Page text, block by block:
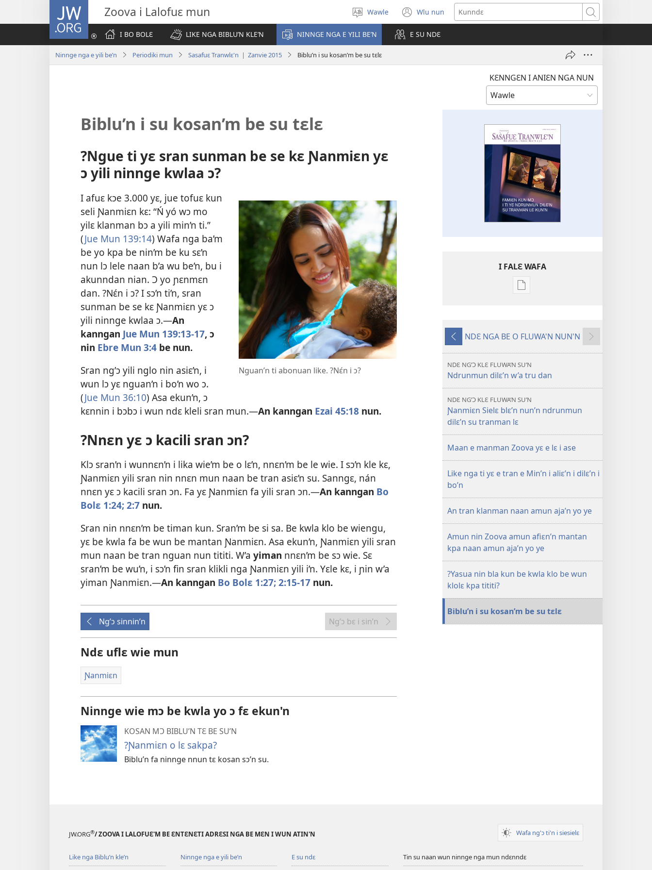
JW.ORG Zoova i Lalofuɛ mun
Kle
aniɛn'n
Wawle Wlu nun
(opens
new
window)
Kunndɛ
I BO BOLƐ
LIKE NGA BIBLU’N KLE’N NINNGE NGA E YILI BE’N E SU NDƐ
Ninnge nga e yili be’n Periodiki mun Sasafuɛ Tranwlɛ'n | Zanvie 2015 Biblu’n i su kosan’m be su tɛlɛ
KƐNNGƐN I ANIƐN NGA NUN
Biblu’n i su kosan’m be su tɛlɛ
?Ngue ti yɛ sran sunman be se kɛ Ɲanmiɛn yɛ
ɔ yili ninnge kwlaa ɔ?
Nguan’n ti abonuan like. ?Nɛ́n i ɔ?
I afuɛ kɔe 3.000 yɛ, jue tofuɛ kun
seli Ɲanmiɛn kɛ: “Ń yó wɔ mo
yilɛ klanman bɔ a yili min’n ti.”
(Jue Mun 139:14) Wafa nga ba’m
be yo kpa be nin’m be ku sɛ’n
nun lɔ lele naan b’a wu be’n, bu i
akunndan nian. Ɔ yo ɲɛnmɛn
dan. ?Nɛ́n i ɔ? I sɔ’n ti’n, sran
sunman be se kɛ Ɲanmiɛn yɛ ɔ
yili ninnge kwlaa ɔ.​—An
kanngan Jue Mun 139:13-17, ɔ
nin Ebre Mun 3:4 be nun.
Sran ng’ɔ yili nglo nin asiɛ’n, i
wun lɔ yɛ nguan’n i bo’n wo ɔ.
(Jue Mun 36:10) Asa ekun’n, ɔ
kɛnnin i bɔbɔ i wun ndɛ kleli sran mun.​—An kanngan Ezai 45:18 nun.
?Nnɛn yɛ ɔ kacili sran ɔn?
Klɔ sran’n i wunnɛn’n i lika wie’m be o lɛ’n, nnɛn’m be le wie. I sɔ’n kle kɛ,
Ɲanmiɛn yili sran nin nnɛn mun naan be tran asiɛ’n su. Sanngɛ, nán
nnɛn yɛ ɔ kacili sran ɔn. Fa yɛ Ɲanmiɛn fa yili sran ɔn.​—An kanngan Bo
Bolɛ 1:24;2:7 nun.
Sran nin nnɛn’m be timan kun. Sran’m be si sa. Be kwla klo be wiengu,
yɛ be kwla fa be wun be mantan Ɲanmiɛn. Asa ekun’n, Ɲanmiɛn yili sran
mun naan be tran nguan nun tititi. W’a yiman nnɛn’m be sɔ wie. Sɛ
sran’m be wu’n, i sɔ’n fin sran klikli nga Ɲanmiɛn yili i’n. Yɛle kɛ, i ɲin w’a
yiman Ɲanmiɛn.​—An kanngan Bo Bolɛ 1:27;2:15-17 nun.
Ng’ɔ sinnin’n Ng’ɔ bɛ i sin’n
Ndɛ uflɛ wie mun
Ɲanmiɛn
Ninnge wie mɔ be kwla yo ɔ fɛ ekun'n
KOSAN MƆ BIBLU’N TƐ BE SU’N
?Ɲanmiɛn o lɛ sakpa?
Biblu’n fa ninnge nnun tɛ kosan sɔ’n su.
I FALƐ WAFA
Nga
mannzin
be
su'n
falɛ
wafa'n
kun
i
yɛ
ndrunmun
dilɛ’n
su
tranman
lɛ
kun’n
Ng’ɔ
sinnin’n
NDƐ NGA BE O FLUWA'N NUN'N
Ng’ɔ
bɛ
NDƐ NG’Ɔ KLƐ FLUWA’N SU’N
Ndrunmun dilɛ’n w’a tru dan
NDƐ NG’Ɔ KLƐ FLUWA’N SU’N
Ɲanmiɛn Sielɛ blɛ’n nun’n ndrunmun
dilɛ’n su tranman lɛ
Maan e manman Zoova yɛ e lɛ i ase
Like nga ti yɛ e tran e Min’n i aliɛ’n i dilɛ’n i
bo’n
An tran klanman naan amun aja’n yo ye
Amun nin Zoova amun afiɛn’n mantan
kpa naan amun aja’n yo ye
?Yasua nin bla kun be kwla klo be wun
klolɛ kpa tititi?
Biblu’n i su kosan’m be su tɛlɛ
JW.ORG®/ ZOOVA I LALOFUƐ'M BE ƐNTƐNƐTI ADRƐSI NGA BE MƐN I WUN ATIN'N Wafa ng'ɔ ti'n i siesielɛ
Like nga Biblu’n kle’n Ninnge nga e yili be’n E su ndɛ Tin su naan wun ninnge nga mun ndɛnndɛ